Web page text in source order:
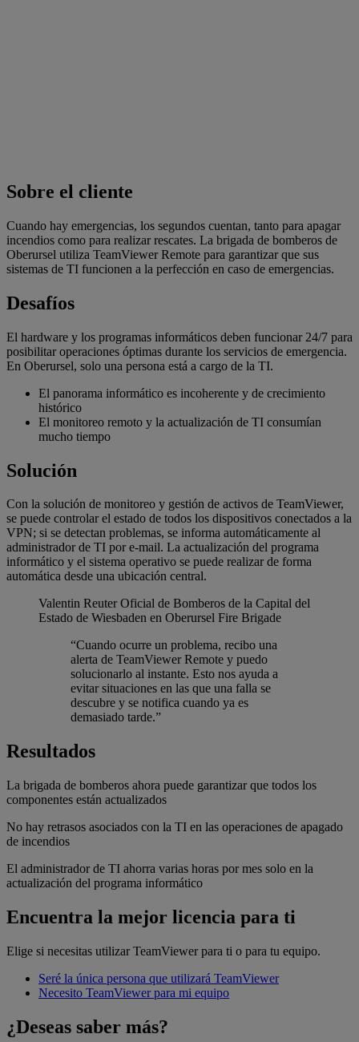
Sobre el cliente
Cuando hay emergencias, los segundos cuentan, tanto para apagar
incendios como para realizar rescates. La brigada de bomberos de
Oberursel utiliza TeamViewer Remote para garantizar que sus
sistemas de TI funcionen a la perfección en caso de emergencias.
Desafíos
El hardware y los programas informáticos deben funcionar 24/7 para
posibilitar operaciones óptimas durante los servicios de emergencia.
En Oberursel, solo una persona está a cargo de la TI.
El panorama informático es incoherente y de crecimiento
histórico
El monitoreo remoto y la actualización de TI consumían
mucho tiempo
Solución
Con la solución de monitoreo y gestión de activos de TeamViewer,
se puede controlar el estado de todos los dispositivos conectados a la
VPN; si se detectan problemas, se informa automáticamente al
administrador de TI por e-mail. La actualización del programa
informático y el sistema operativo se puede realizar de forma
automática desde una ubicación central.
Valentin Reuter Oficial de Bomberos de la Capital del
Estado de Wiesbaden en Oberursel Fire Brigade
“Cuando ocurre un problema, recibo una
alerta de TeamViewer Remote y puedo
solucionarlo al instante. Esto nos ayuda a
evitar situaciones en las que una falla se
descubre y se notifica cuando ya es
demasiado tarde.”
Resultados
La brigada de bomberos ahora puede garantizar que todos los
componentes están actualizados
No hay retrasos asociados con la TI en las operaciones de apagado
de incendios
El administrador de TI ahorra varias horas por mes solo en la
actualización del programa informático
Encuentra la mejor licencia para ti
Elige si necesitas utilizar TeamViewer para ti o para tu equipo.
Seré la única persona que utilizará TeamViewer
Necesito TeamViewer para mi equipo
¿Deseas saber más?